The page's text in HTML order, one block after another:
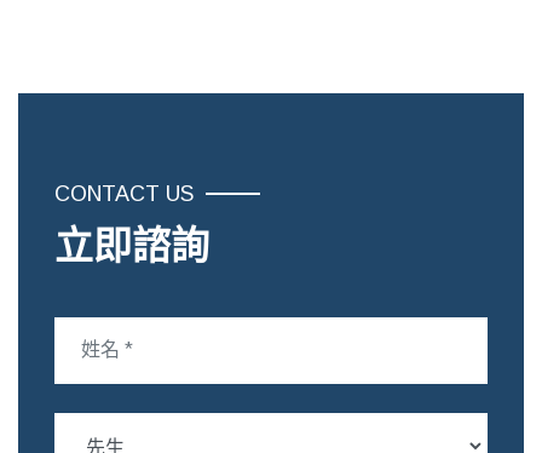
CONTACT US
立即諮詢